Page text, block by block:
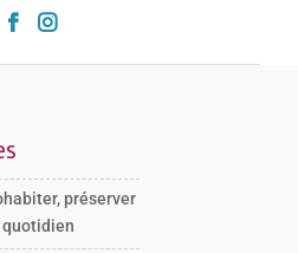
 
préserver
quotidien